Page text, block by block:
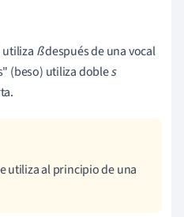
ßdespués de una vocal
(beso) utiliza dobles
utiliza al principio de una